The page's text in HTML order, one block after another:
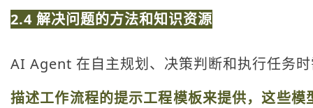
2.4 解决问题的方法和知识资源
AI Agent 在自主规划、决策判断和执行任务
描述工作流程的提示工程模板来提供，这些